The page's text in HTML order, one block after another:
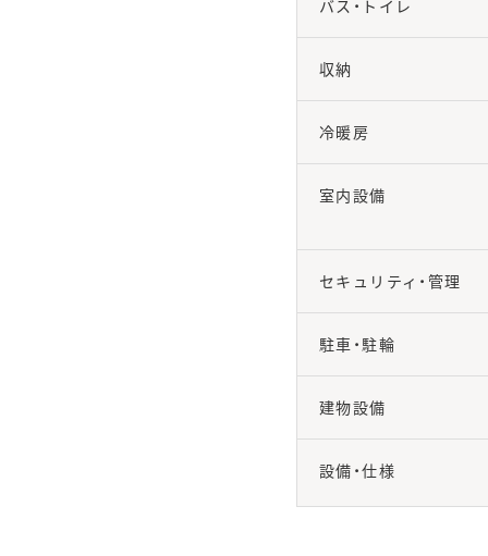
バス・トイレ
収納
冷暖房
室内設備
セキュリティ・管理
駐車・駐輪
建物設備
設備・仕様